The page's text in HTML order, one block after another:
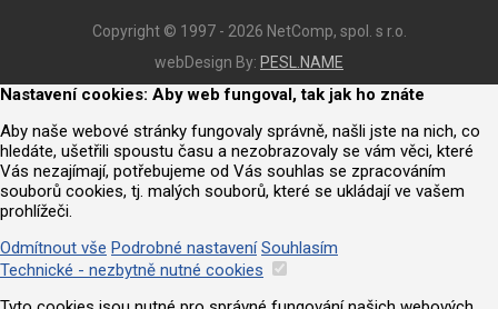
Copyright © 1997 - 2026 NetComp, spol. s r.o.
webDesign By: PESL.NAME
Nastavení cookies: Aby web fungoval, tak jak ho znáte
Aby naše webové stránky fungovaly správně, našli jste na nich, co
hledáte, ušetřili spoustu času a nezobrazovaly se vám věci, které
Vás nezajímají, potřebujeme od Vás souhlas se zpracováním
souborů cookies, tj. malých souborů, které se ukládají ve vašem
prohlížeči.
Odmítnout vše Podrobné nastavení Souhlasím
Technické - nezbytně nutné cookies